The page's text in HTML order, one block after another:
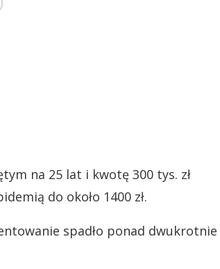
na 25 lat i kwotę 300 tys. zł
do około 1400 zł.
spadło ponad dwukrotnie